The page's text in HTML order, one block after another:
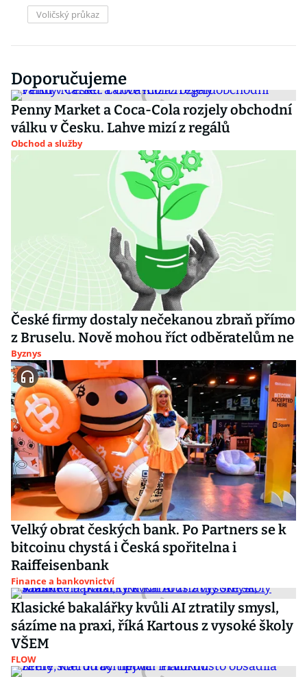
Voličský průkaz
Doporučujeme
Penny Market a Coca-Cola rozjely obchodní
válku v Česku. Lahve mizí z regálů
Obchod a služby
České firmy dostaly nečekanou zbraň přímo
z Bruselu. Nově mohou říct odběratelům ne
Byznys
Velký obrat českých bank. Po Partners se k
bitcoinu chystá i Česká spořitelna i
Raiffeisenbank
Finance a bankovnictví
Klasické bakalářky kvůli AI ztratily smysl,
sázíme na praxi, říká Kartous z vysoké školy
VŠEM
FLOW